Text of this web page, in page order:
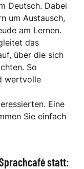
Deutsch. Dabei
um Austausch,
am Lernen.
das
über die sich
So
wertvolle
Eine
Sie einfach
statt: